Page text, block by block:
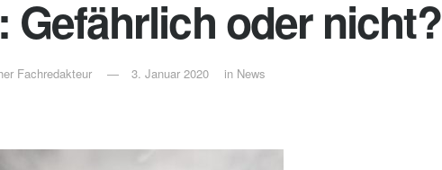
Gefährlich oder nicht?
Fachredakteur 3. Januar 2020 in News